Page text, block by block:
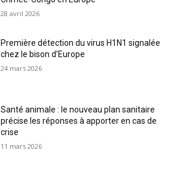
28 avril 2026
Première détection du virus H1N1 signalée
chez le bison d’Europe
24 mars 2026
Santé animale : le nouveau plan sanitaire
précise les réponses à apporter en cas de
crise
11 mars 2026